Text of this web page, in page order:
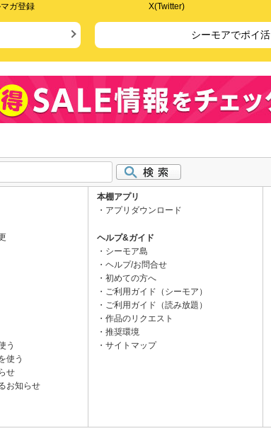
ガ登録 X(Twitter)
シーモアでポイ活
う
使う
せ
お知らせ
本棚アプリ
アプリダウンロード
ヘルプ&ガイド
シーモア島
ヘルプ/お問合せ
初めての方へ
ご利用ガイド（シーモア）
ご利用ガイド（読み放題）
作品のリクエスト
推奨環境
サイトマップ